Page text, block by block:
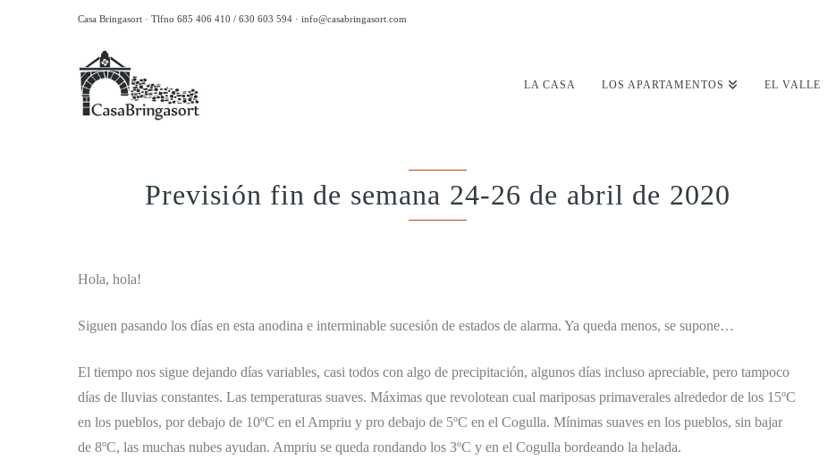
Casa Bringasort · Tlfno 685 406 410 / 630 603 594 · info@casabringasort.com
LA CASA LOS APARTAMENTOS EL VALLE
Previsión fin de semana 24-26 de abril de 2020
Hola, hola!
Siguen pasando los días en esta anodina e interminable sucesión de estados de alarma. Ya queda menos, se supone…
El tiempo nos sigue dejando días variables, casi todos con algo de precipitación, algunos días incluso apreciable, pero tampoco
días de lluvias constantes. Las temperaturas suaves. Máximas que revolotean cual mariposas primaverales alrededor de los 15ºC
en los pueblos, por debajo de 10ºC en el Ampriu y pro debajo de 5ºC en el Cogulla. Mínimas suaves en los pueblos, sin bajar
de 8ºC, las muchas nubes ayudan. Ampriu se queda rondando los 3ºC y en el Cogulla bordeando la helada.